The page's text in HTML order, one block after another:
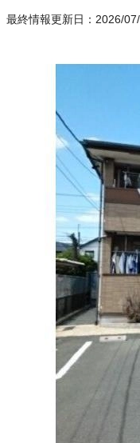
最終情報更新日：2026/